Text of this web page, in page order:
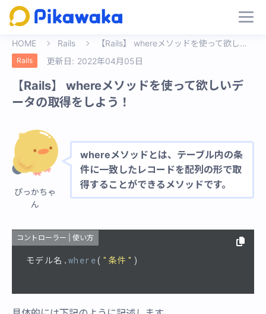
HOME Rails 【Rails】 whereメソッドを使って欲しいデータの取得をしよう！
Rails 更新日: 2022年04月05日
【Rails】 whereメソッドを使って欲しいデ
ータの取得をしよう！
ぴっかちゃ
ん
whereメソッドとは、テーブル内の条
件に一致したレコードを配列の形で取
得することができるメソッドです。
コントローラー | 使い方
モデル名 .where( "条件" )